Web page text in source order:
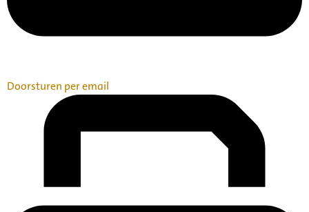
Doorsturen per email